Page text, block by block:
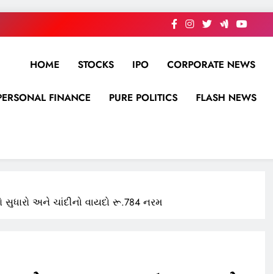
HOME STOCKS IPO CORPORATE NEWS
FINANCE PURE POLITICS FLASH NEWS
સુધારો અને ચાંદીનો વાયદો રૂ.784 નરમ